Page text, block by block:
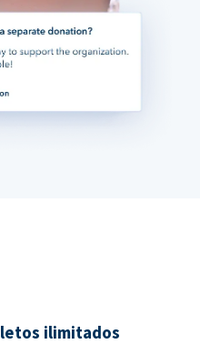
ilimitados